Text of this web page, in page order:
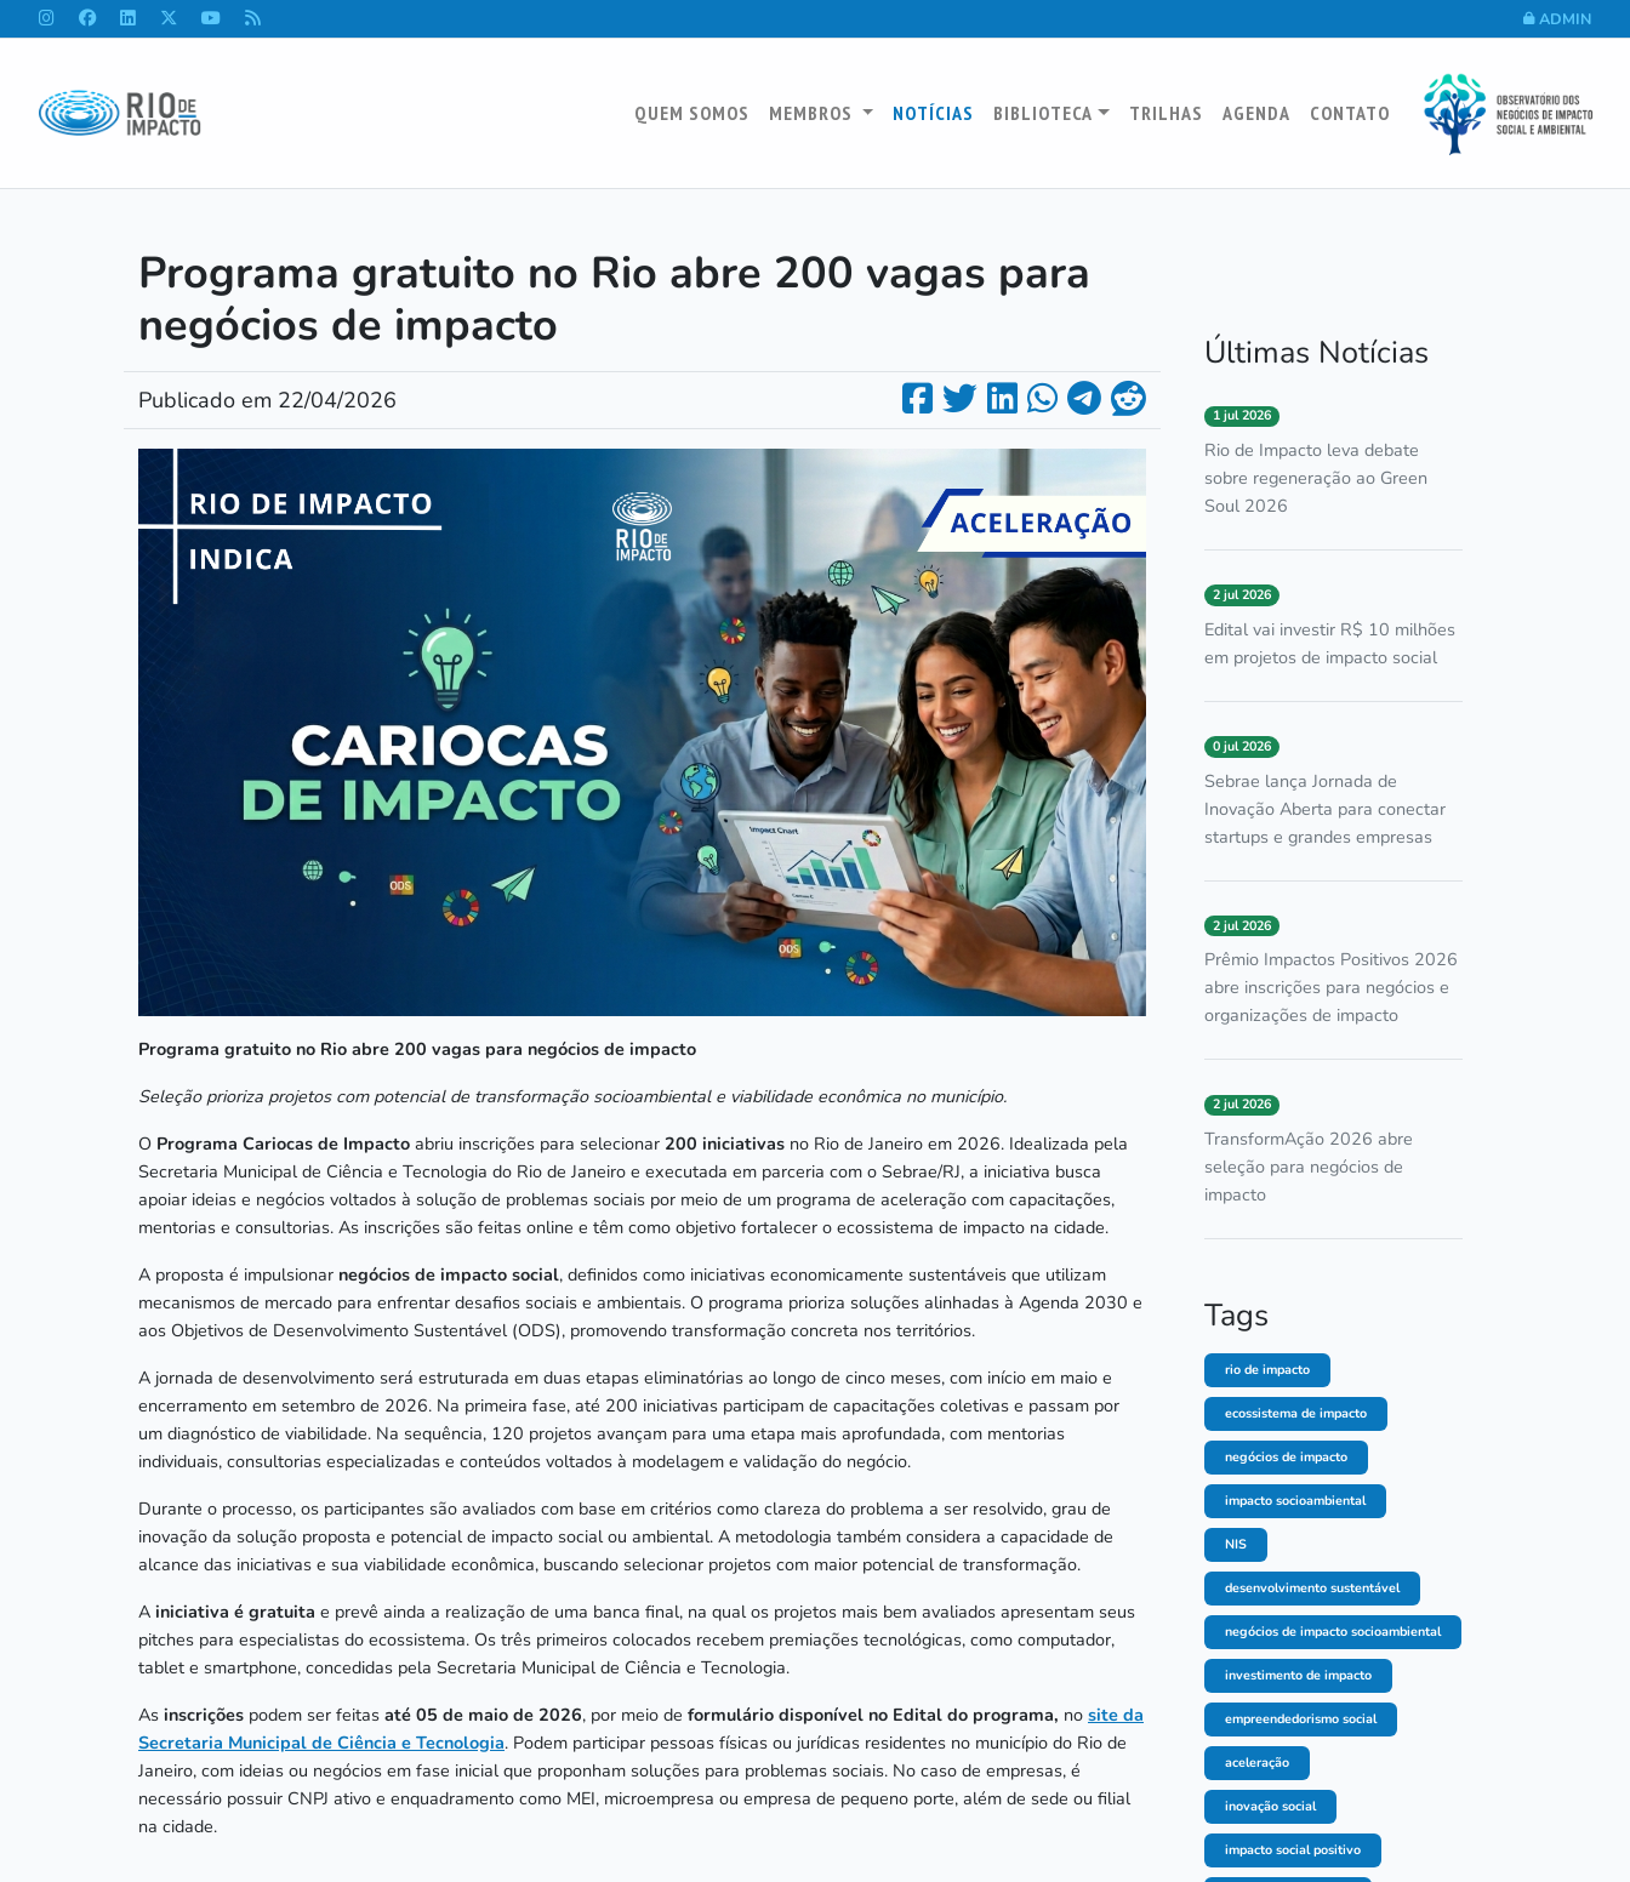
ADMIN
QUEM SOMOS MEMBROS NOTÍCIAS BIBLIOTECA TRILHAS AGENDA CONTATO
Programa gratuito no Rio abre 200 vagas para
negócios de impacto
Publicado em 22/04/2026
Programa gratuito no Rio abre 200 vagas para negócios de impacto
Seleção prioriza projetos com potencial de transformação socioambiental e viabilidade econômica no município.
O Programa Cariocas de Impacto abriu inscrições para selecionar 200 iniciativas no Rio de Janeiro em 2026. Idealizada pela
Secretaria Municipal de Ciência e Tecnologia do Rio de Janeiro e executada em parceria com o Sebrae/RJ, a iniciativa busca
apoiar ideias e negócios voltados à solução de problemas sociais por meio de um programa de aceleração com capacitações,
mentorias e consultorias. As inscrições são feitas online e têm como objetivo fortalecer o ecossistema de impacto na cidade.
A proposta é impulsionar negócios de impacto social, definidos como iniciativas economicamente sustentáveis que utilizam
mecanismos de mercado para enfrentar desafios sociais e ambientais. O programa prioriza soluções alinhadas à Agenda 2030 e
aos Objetivos de Desenvolvimento Sustentável (ODS), promovendo transformação concreta nos territórios.
A jornada de desenvolvimento será estruturada em duas etapas eliminatórias ao longo de cinco meses, com início em maio e
encerramento em setembro de 2026. Na primeira fase, até 200 iniciativas participam de capacitações coletivas e passam por
um diagnóstico de viabilidade. Na sequência, 120 projetos avançam para uma etapa mais aprofundada, com mentorias
individuais, consultorias especializadas e conteúdos voltados à modelagem e validação do negócio.
Durante o processo, os participantes são avaliados com base em critérios como clareza do problema a ser resolvido, grau de
inovação da solução proposta e potencial de impacto social ou ambiental. A metodologia também considera a capacidade de
alcance das iniciativas e sua viabilidade econômica, buscando selecionar projetos com maior potencial de transformação.
A iniciativa é gratuita e prevê ainda a realização de uma banca final, na qual os projetos mais bem avaliados apresentam seus
pitches para especialistas do ecossistema. Os três primeiros colocados recebem premiações tecnológicas, como computador,
tablet e smartphone, concedidas pela Secretaria Municipal de Ciência e Tecnologia.
As inscrições podem ser feitas até 05 de maio de 2026, por meio de formulário disponível no Edital do programa, no site da
Secretaria Municipal de Ciência e Tecnologia. Podem participar pessoas físicas ou jurídicas residentes no município do Rio de
Janeiro, com ideias ou negócios em fase inicial que proponham soluções para problemas sociais. No caso de empresas, é
necessário possuir CNPJ ativo e enquadramento como MEI, microempresa ou empresa de pequeno porte, além de sede ou filial
na cidade.
Últimas Notícias
1 jul 2026
Rio de Impacto leva debate
sobre regeneração ao Green
Soul 2026
2 jul 2026
Edital vai investir R$ 10 milhões
em projetos de impacto social
0 jul 2026
Sebrae lança Jornada de
Inovação Aberta para conectar
startups e grandes empresas
2 jul 2026
Prêmio Impactos Positivos 2026
abre inscrições para negócios e
organizações de impacto
2 jul 2026
TransformAção 2026 abre
seleção para negócios de
impacto
Tags
rio de impacto
ecossistema de impacto
negócios de impacto
impacto socioambiental
NIS
desenvolvimento sustentável
negócios de impacto socioambiental
investimento de impacto
empreendedorismo social
aceleração
inovação social
impacto social positivo